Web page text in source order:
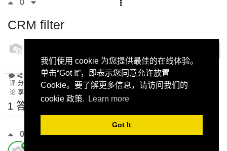
我们使用 cookie 为您提供最佳的在线体验。
单击“Got It”，即表示您同意允许放置
Cookie。要了解更多信息，请访问我们的
cookie 政策.
Learn more
Got It
0
CRM filter
2022
评
论
分
享
1 答案
0